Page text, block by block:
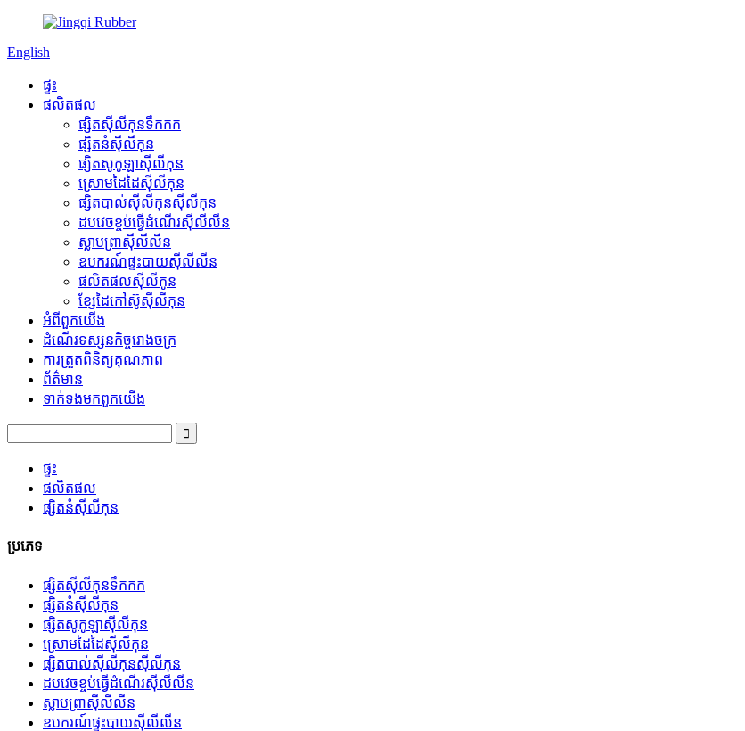
English
ផ្ទះ
ផលិតផល
ផ្សិតស៊ីលីកុនទឹកកក
ផ្សិតនំស៊ីលីកុន
ផ្សិតសូកូឡាស៊ីលីកុន
ស្រោមដៃដៃស៊ីលីកុន
ផ្សិតបាល់ស៊ីលីកុនស៊ីលីកុន
ដបវេចខ្ចប់ធ្វើដំណើរស៊ីលីលីន
ស្លាបព្រាស៊ីលីលីន
ឧបករណ៍ផ្ទះបាយស៊ីលីលីន
ផលិតផលស៊ីលីកូន
ខ្សែដៃកៅស៊ូស៊ីលីកុន
អំពី​ពួក​យើង
ដំណើរទស្សនកិច្ចរោងចក្រ
ការត្រួតពិនិត្យគុណភាព
ព័ត៌មាន
ទាក់ទង​មក​ពួក​យើង
ផ្ទះ
ផលិតផល
ផ្សិតនំស៊ីលីកុន
ប្រភេទ
ផ្សិតស៊ីលីកុនទឹកកក
ផ្សិតនំស៊ីលីកុន
ផ្សិតសូកូឡាស៊ីលីកុន
ស្រោមដៃដៃស៊ីលីកុន
ផ្សិតបាល់ស៊ីលីកុនស៊ីលីកុន
ដបវេចខ្ចប់ធ្វើដំណើរស៊ីលីលីន
ស្លាបព្រាស៊ីលីលីន
ឧបករណ៍ផ្ទះបាយស៊ីលីលីន